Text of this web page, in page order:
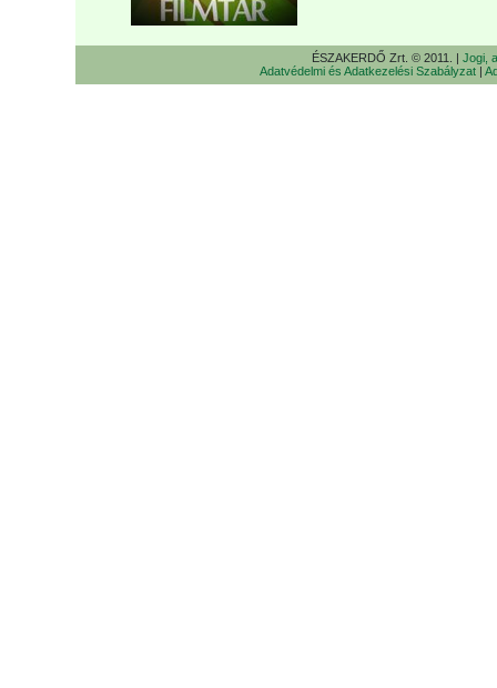
ÉSZAKERDŐ Zrt. © 2011. | Jogi,
Adatvédelmi és Adatkezelési Szabályzat|